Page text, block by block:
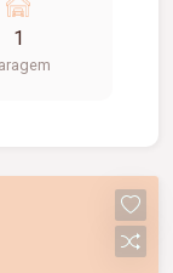
03
e 01
com box
uma
1